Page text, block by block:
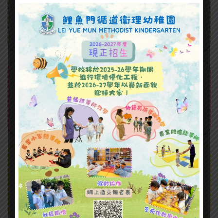
Montes, nascetur ridiculus mus. Integer
non neque ornare, luctus tellus magnis
dis mollis, semper quam.
Hobbies
Nulla facilisi. In at libero massa. Etiam
quis bibendum mi. Vestie, dui quis
malesuada fermentum, justo mauris.
Courses
Quisque vel arcu eu magna mattis
rutrum. Aliquam condimentum, tellus ac
luctus iaculis, sapien urna mattis orci.